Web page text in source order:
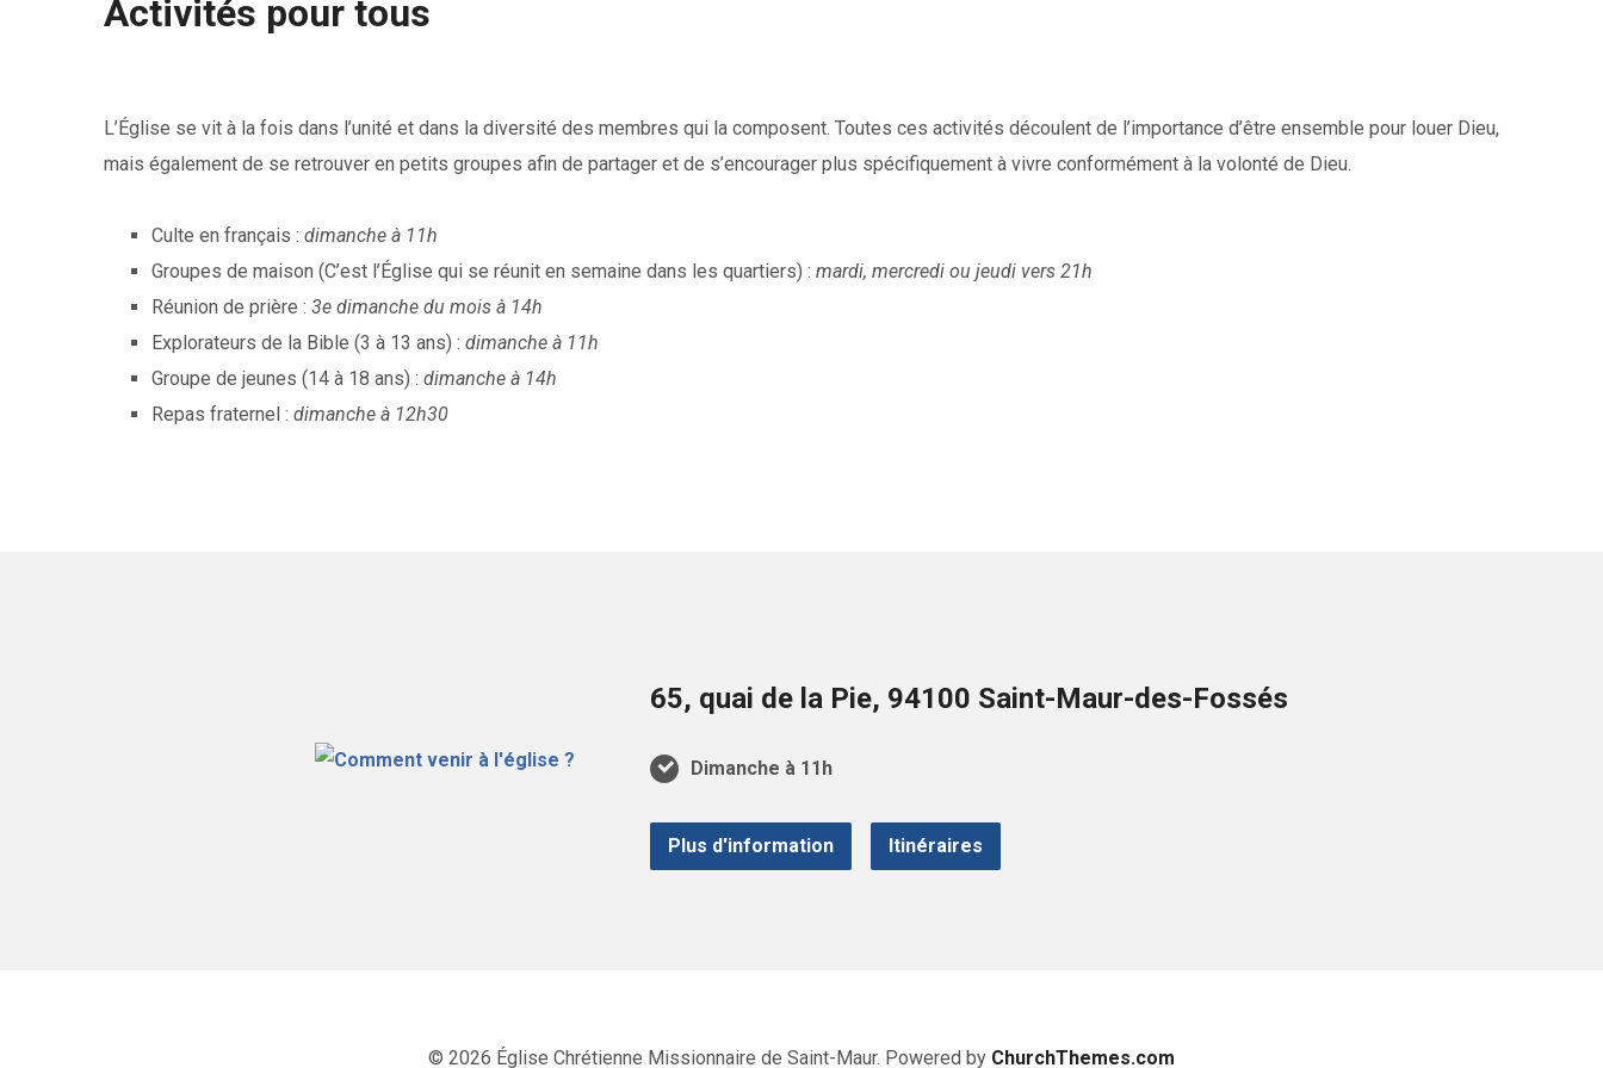
Activités pour tous
L’Église se vit à la fois dans l’unité et dans la diversité des membres qui la composent. Toutes ces activités découlent de l’importance d’être ensemble pour louer Dieu,
mais également de se retrouver en petits groupes afin de partager et de s’encourager plus spécifiquement à vivre conformément à la volonté de Dieu.
Culte en français : dimanche à 11h
Groupes de maison (C’est l’Église qui se réunit en semaine dans les quartiers) : mardi, mercredi ou jeudi vers 21h
Réunion de prière : 3e dimanche du mois à 14h
Explorateurs de la Bible (3 à 13 ans) : dimanche à 11h
Groupe de jeunes (14 à 18 ans) : dimanche à 14h
Repas fraternel : dimanche à 12h30
65, quai de la Pie, 94100 Saint-Maur-des-Fossés
Dimanche à 11h
Plus d'information Itinéraires
© 2026 Église Chrétienne Missionnaire de Saint-Maur. Powered by ChurchThemes.com